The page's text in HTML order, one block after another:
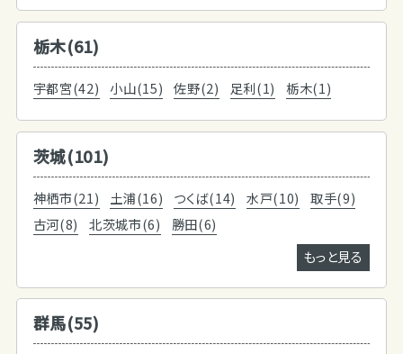
栃木(61)
宇都宮(42) 小山(15) 佐野(2) 足利(1) 栃木(1)
茨城(101)
神栖市(21) 土浦(16) つくば(14) 水戸(10)
取手(9)
古河(8)
北茨城市(6)
勝田(6)
もっと見る
群馬(55)